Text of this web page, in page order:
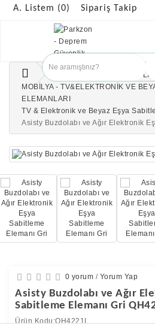
A. Listem (0) Sipariş Takip
ANAOKULUNDA
MOBİLYA - TV&ELEKTRONİK VE
ELEMANLARI
TV & Elektronik ve Beyaz Eşya
Asisty Buzdolabı ve Ağır Elektronik
0 yorum / Yorum Yap
Asisty Buzdolabı ve Ağır
Sabitleme Elemanı Gri
Ürün Kodu:QH4221L